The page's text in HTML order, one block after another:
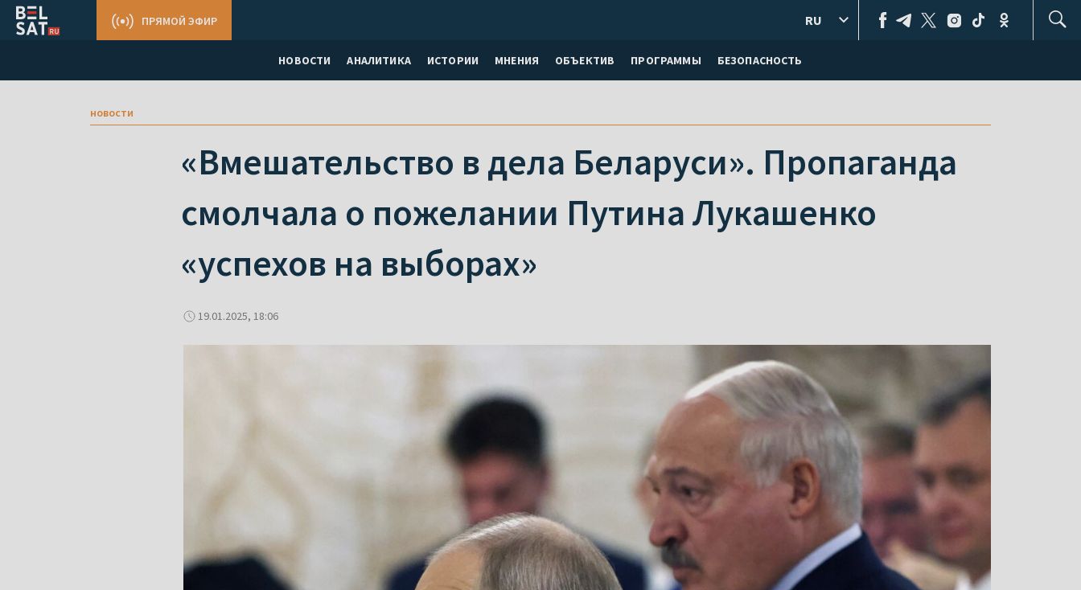
НОВОСТИ АНАЛИТИКА ИСТОРИИ МНЕНИЯ ОБЪЕКТИВ ПРОГРАММЫ БЕЗОПАСНОСТЬ
ПРЯМОЙ ЭФИР RU
новости
«Вмешательство в дела Беларуси». Пропаганда
cмолчала о пожелании Путина Лукашенко
«успехов на выборах»
19.01.2025, 18:06